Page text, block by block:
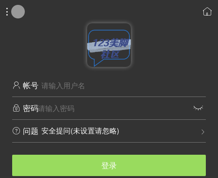
 
 帐号
 密码 
 问题 
安全提问(未设置请忽略)
登录